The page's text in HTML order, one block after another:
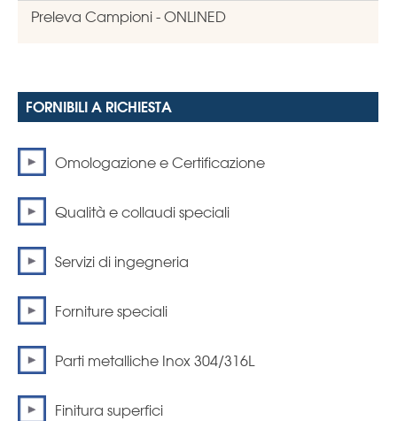
Preleva Campioni - ONLINED
FORNIBILI A RICHIESTA
Omologazione e Certificazione
Qualità e collaudi speciali
Servizi di ingegneria
Forniture speciali
Parti metalliche Inox 304/316L
Finitura superfici